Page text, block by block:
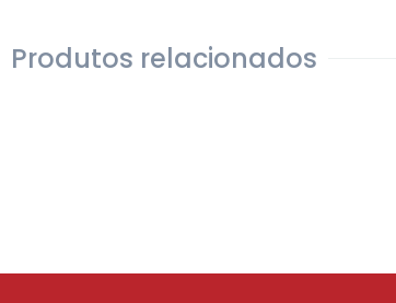
Produtos relacionados